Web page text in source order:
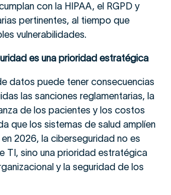
con la HIPAA, el RGPD y
pertinentes, al tiempo que
vulnerabilidades.
es una prioridad estratégica
datos puede tener consecuencias
las sanciones reglamentarias, la
de los pacientes y los costos
que los sistemas de salud amplíen
2026, la ciberseguridad no es
TI, sino una prioridad estratégica
y la seguridad de los